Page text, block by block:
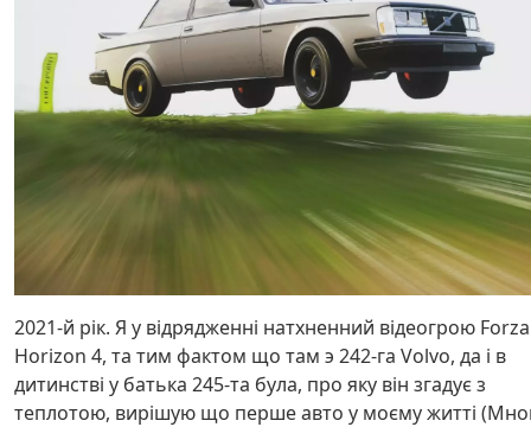
2021-й рік. Я у відрядженні натхненний відеогрою Forza
Horizon 4, та тим фактом що там э 242-га Volvo, да і в
дитинстві у батька 245-та була, про яку він згадує з
теплотою, вирішую що перше авто у моєму житті